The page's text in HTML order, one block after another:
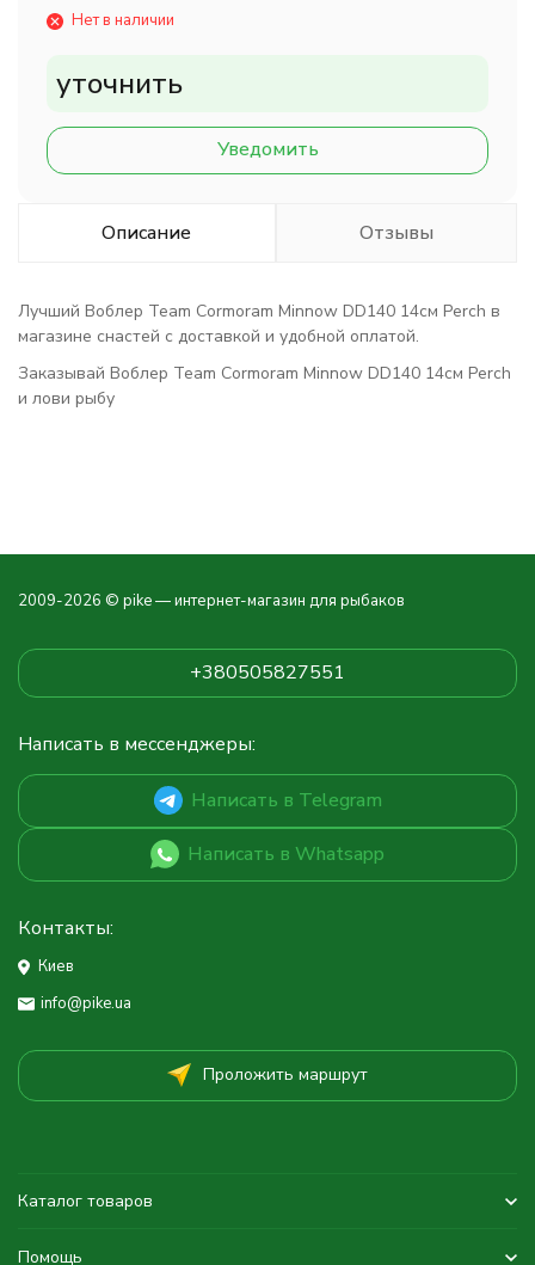
Нет в наличии
уточнить
Уведомить
Описание Отзывы
Лучший Воблер Team Cormoram Minnow DD140 14см Perch в
магазине снастей с доставкой и удобной оплатой.
Заказывай Воблер Team Cormoram Minnow DD140 14см Perch
и лови рыбу
2009-2026 © pike — интернет-магазин для рыбаков
+380505827551
Написать в мессенджеры:
Написать в Telegram
Написать в Whatsapp
Контакты:
Киев
info@pike.ua
Проложить маршрут
Каталог товаров
Помощь